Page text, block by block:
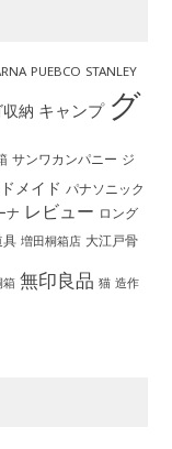
PUEBCO STANLEY
納 キャンプ グ
サンワカンパニー ジ
メイド パナソニック
ナ レビュー ロング
具 増田桐箱店 大江戸骨
箱 無印良品 猫 造作